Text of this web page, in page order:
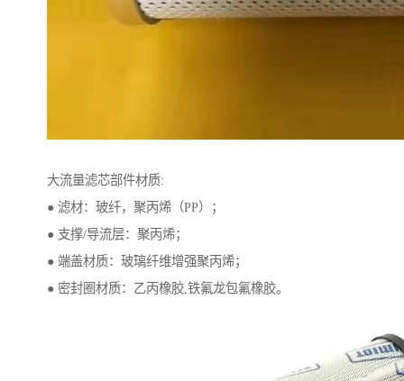
大流量滤芯部件材质:
● 滤材：玻纤，聚丙烯（PP）；
● 支撑/导流层：聚丙烯；
● 端盖材质：玻璃纤维增强聚丙烯；
● 密封圈材质：乙丙橡胶,铁氟龙包氟橡胶。